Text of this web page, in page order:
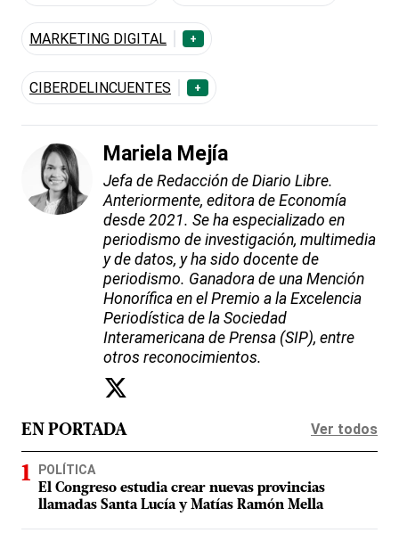
MARKETING DIGITAL +
CIBERDELINCUENTES +
Mariela Mejía
Jefa de Redacción de Diario Libre.
Anteriormente, editora de Economía
desde 2021. Se ha especializado en
periodismo de investigación, multimedia
y de datos, y ha sido docente de
periodismo. Ganadora de una Mención
Honorífica en el Premio a la Excelencia
Periodística de la Sociedad
Interamericana de Prensa (SIP), entre
otros reconocimientos.
EN PORTADA Ver todos
POLÍTICA
El Congreso estudia crear nuevas provincias
llamadas Santa Lucía y Matías Ramón Mella